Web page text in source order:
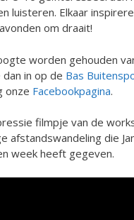
luisteren. Elkaar
om draait!
worden gehouden
dan in op de Bas
onze Facebookpagina.
filmpje van de
afstandswandeling die
week heeft gegeven.